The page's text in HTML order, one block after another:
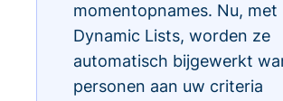
momentopnames. Nu, met
Dynamic Lists, worden ze
automatisch bijgewerkt
personen aan uw criteria